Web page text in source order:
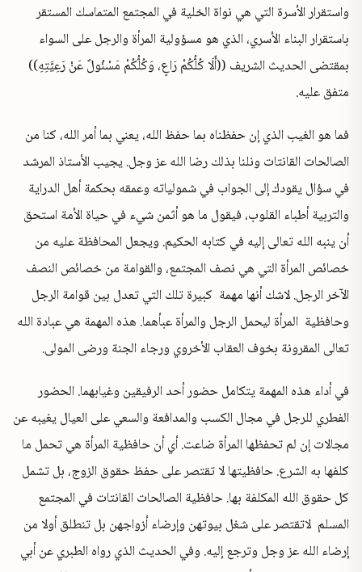
واستقرار الأسرة التي هي نواة الخلية في المجتمع المتماسك المستقر
باستقرار البناء الأسري، الذي هو مسؤولية المرأة والرجل على السواء
بمقتضى الحديث الشريف ((أَلَا كُلُّكُمْ رَاعٍ، وَكُلُّكُمْ مَسْئُولٌ عَنْ رَعِيَّتِهِ))
متفق عليه.
فما هو الغيب الذي إن حفظناه بما حفظ الله، يعني بما أمر الله، كنا من
الصالحات القانتات ونلنا بذلك رضا الله عز وجل. يجيب الأستاذ المرشد
في سؤال يقودك إلى الجواب في شمولياته وعمقه بحكمة أهل الدراية
والتربية أطباء القلوب، فيقول ما هو أثمن شيء في حياة الأمة استحق
أن ينبه الله تعالى إليه في كتابه الحكيم. ويجعل المحافظة عليه من
خصائص المرأة التي هي نصف المجتمع، والقوامة من خصائص النصف
الآخر الرجل. لاشك أنها مهمة كبيرة تلك التي تعدل بين قوامة الرجل
وحافظية المرأة ليحمل الرجل والمرأة عبأهما. هذه المهمة هي عبادة الله
تعالى المقرونة بخوف العقاب الأخروي ورجاء الجنة ورضى المولى.
في أداء هذه المهمة يتكامل حضور أحد الرفيقين وغيابهما. الحضور
الفطري للرجل في مجال الكسب والمدافعة والسعي على العيال يغيبه عن
مجالات إن لم تحفظها المرأة ضاعت. أي أن حافظية المرأة هي تحمل ما
كلفها به الشرع. حافظيتها لا تقتصر على حفظ حقوق الزوج، بل تشمل
كل حقوق الله المكلفة بها. حافظية الصالحات القانتات في المجتمع
المسلم لاتقتصر على شغل بيوتهن وإرضاء أزواجهن بل تنطلق أولا من
إرضاء الله عز وجل وترجع إليه. وفي الحديث الذي رواه الطبري عن أبي